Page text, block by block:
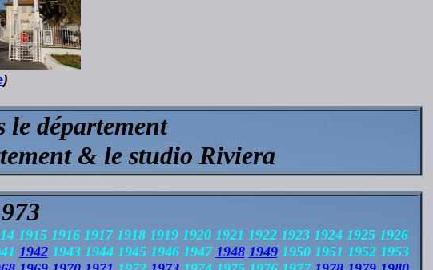
)
le département
& le studio Riviera
1915 1916 1917 1918 1919 1920 1921 1922 1923 1924 1925 1926
19421943 1944 1945 1946 1947 1948 19491950 1951 1952 1953